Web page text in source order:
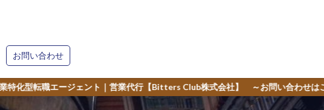
お問い合わせ
Bitters Club株式会社】 ～お問い合わせはこちら～